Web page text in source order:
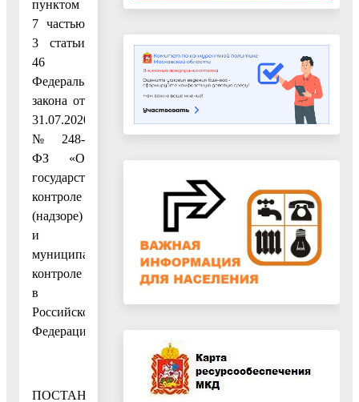
пунктом
7 частью
3 статьи
46
Федерального
закона от
31.07.2020
№ 248-
ФЗ «О
государственном
контроле
(надзоре)
и
муниципальном
контроле
в
Российской
Федерации»,
ПОСТАНОВЛЯЮ: